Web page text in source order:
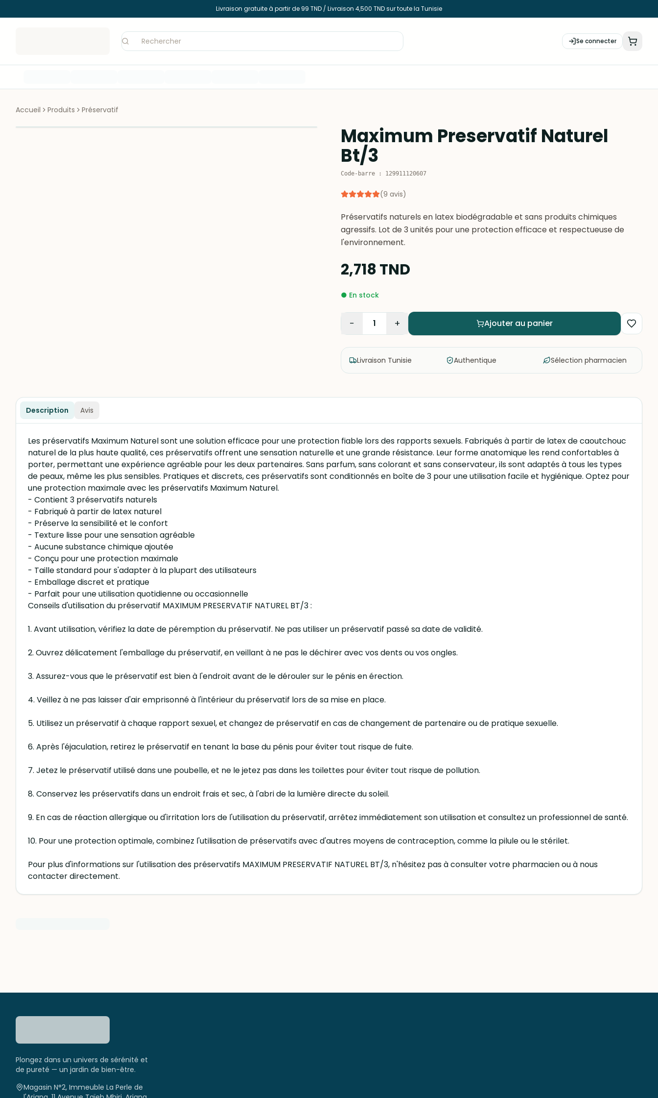
Livraison gratuite à partir de 99 TND / Livraison 4,500 TND sur toute la Tunisie
Se connecter
Accueil Produits Préservatif
Maximum Preservatif Naturel
Bt/3
Code-barre : 129911120607
(9 avis)
Préservatifs naturels en latex biodégradable et sans produits chimiques
agressifs. Lot de 3 unités pour une protection efficace et respectueuse de
l'environnement.
2,718TND
● En stock
− 1 + Ajouter au panier
Livraison Tunisie Authentique Sélection pharmacien
Description Avis
Les préservatifs Maximum Naturel sont une solution efficace pour une protection fiable lors des rapports sexuels. Fabriqués à partir de latex de caoutchouc
naturel de la plus haute qualité, ces préservatifs offrent une sensation naturelle et une grande résistance. Leur forme anatomique les rend confortables à
porter, permettant une expérience agréable pour les deux partenaires. Sans parfum, sans colorant et sans conservateur, ils sont adaptés à tous les types
de peaux, même les plus sensibles. Pratiques et discrets, ces préservatifs sont conditionnés en boîte de 3 pour une utilisation facile et hygiénique. Optez pour
une protection maximale avec les préservatifs Maximum Naturel.
- Contient 3 préservatifs naturels
- Fabriqué à partir de latex naturel
- Préserve la sensibilité et le confort
- Texture lisse pour une sensation agréable
- Aucune substance chimique ajoutée
- Conçu pour une protection maximale
- Taille standard pour s'adapter à la plupart des utilisateurs
- Emballage discret et pratique
- Parfait pour une utilisation quotidienne ou occasionnelle
Conseils d'utilisation du préservatif MAXIMUM PRESERVATIF NATUREL BT/3 :
1. Avant utilisation, vérifiez la date de péremption du préservatif. Ne pas utiliser un préservatif passé sa date de validité.
2. Ouvrez délicatement l'emballage du préservatif, en veillant à ne pas le déchirer avec vos dents ou vos ongles.
3. Assurez-vous que le préservatif est bien à l'endroit avant de le dérouler sur le pénis en érection.
4. Veillez à ne pas laisser d'air emprisonné à l'intérieur du préservatif lors de sa mise en place.
5. Utilisez un préservatif à chaque rapport sexuel, et changez de préservatif en cas de changement de partenaire ou de pratique sexuelle.
6. Après l'éjaculation, retirez le préservatif en tenant la base du pénis pour éviter tout risque de fuite.
7. Jetez le préservatif utilisé dans une poubelle, et ne le jetez pas dans les toilettes pour éviter tout risque de pollution.
8. Conservez les préservatifs dans un endroit frais et sec, à l'abri de la lumière directe du soleil.
9. En cas de réaction allergique ou d'irritation lors de l'utilisation du préservatif, arrêtez immédiatement son utilisation et consultez un professionnel de santé.
10. Pour une protection optimale, combinez l'utilisation de préservatifs avec d'autres moyens de contraception, comme la pilule ou le stérilet.
Pour plus d'informations sur l'utilisation des préservatifs MAXIMUM PRESERVATIF NATUREL BT/3, n'hésitez pas à consulter votre pharmacien ou à nous
contacter directement.
Plongez dans un univers de sérénité et
de pureté — un jardin de bien-être.
Magasin N°2, Immeuble La Perle de